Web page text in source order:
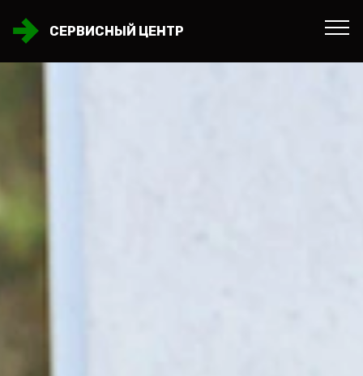
СЕРВИСНЫЙ ЦЕНТР